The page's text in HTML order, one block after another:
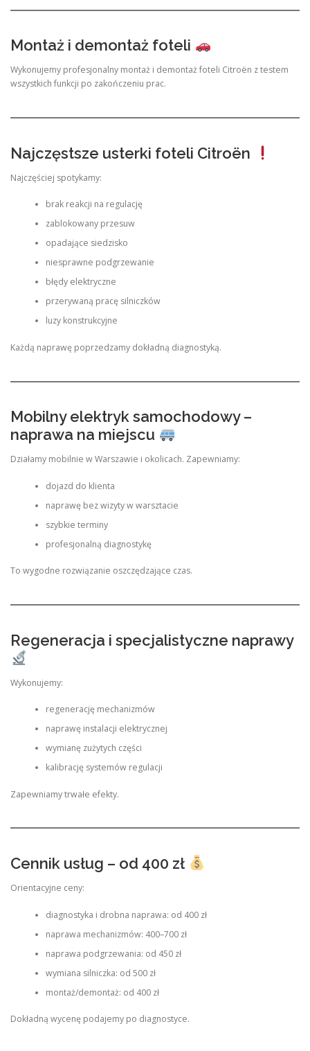
Montaż i demontaż foteli
Wykonujemy profesjonalny montaż i demontaż foteli Citroën z testem
wszystkich funkcji po zakończeniu prac.
Najczęstsze usterki foteli Citroën
Najczęściej spotykamy:
brak reakcji na regulację
zablokowany przesuw
opadające siedzisko
niesprawne podgrzewanie
błędy elektryczne
przerywaną pracę silniczków
luzy konstrukcyjne
Każdą naprawę poprzedzamy dokładną diagnostyką.
Mobilny elektryk samochodowy –
naprawa na miejscu
Działamy mobilnie w Warszawie i okolicach. Zapewniamy:
dojazd do klienta
naprawę bez wizyty w warsztacie
szybkie terminy
profesjonalną diagnostykę
To wygodne rozwiązanie oszczędzające czas.
Regeneracja i specjalistyczne naprawy
Wykonujemy:
regenerację mechanizmów
naprawę instalacji elektrycznej
wymianę zużytych części
kalibrację systemów regulacji
Zapewniamy trwałe efekty.
Cennik usług – od 400 zł
Orientacyjne ceny:
diagnostyka i drobna naprawa: od 400 zł
naprawa mechanizmów: 400–700 zł
naprawa podgrzewania: od 450 zł
wymiana silniczka: od 500 zł
montaż/demontaż: od 400 zł
Dokładną wycenę podajemy po diagnostyce.